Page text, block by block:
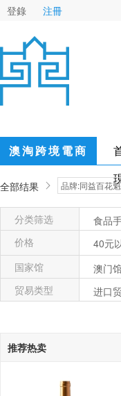
登錄 注冊
澳淘跨境電商
全部结果 品牌:同益百花魁
分类筛选 食品
价格
40元
国家馆
澳门
贸易类型
进口
推荐热卖